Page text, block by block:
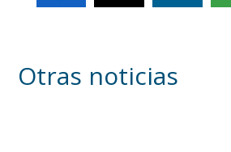
Otras noticias